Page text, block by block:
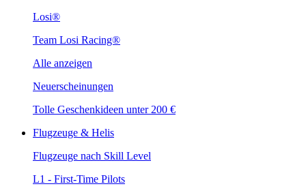
Losi®
Team Losi Racing®
Alle anzeigen
Neuerscheinungen
Tolle Geschenkideen unter 200 €
Flugzeuge & Helis
Flugzeuge nach Skill Level
L1 - First-Time Pilots